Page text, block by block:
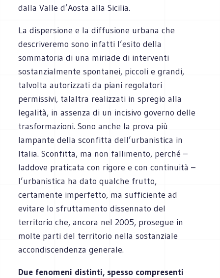
dalla Valle d’Aosta alla Sicilia.
La dispersione e la diffusione urbana che
descriveremo sono infatti l’esito della
sommatoria di una miriade di interventi
sostanzialmente spontanei, piccoli e grandi,
talvolta autorizzati da piani regolatori
permissivi, talaltra realizzati in spregio alla
legalità, in assenza di un incisivo governo delle
trasformazioni. Sono anche la prova più
lampante della sconfitta dell’urbanistica in
Italia. Sconfitta, ma non fallimento, perché –
laddove praticata con rigore e con continuità –
l’urbanistica ha dato qualche frutto,
certamente imperfetto, ma sufficiente ad
evitare lo sfruttamento dissennato del
territorio che, ancora nel 2005, prosegue in
molte parti del territorio nella sostanziale
accondiscendenza generale.
Due fenomeni distinti, spesso compresenti